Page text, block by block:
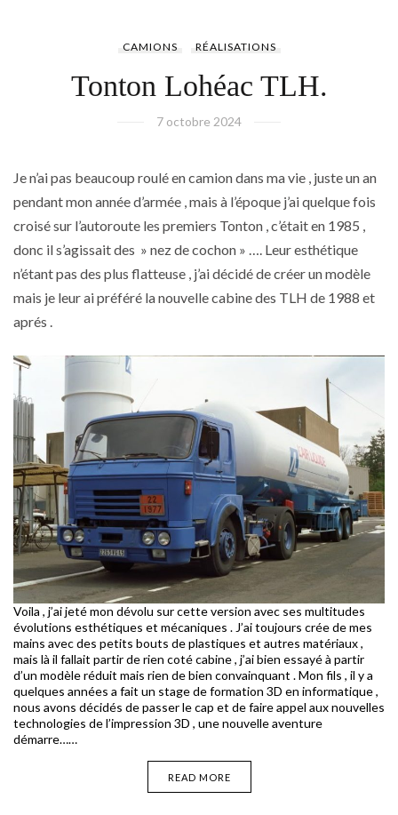
CAMIONS RÉALISATIONS
Tonton Lohéac TLH.
7 octobre 2024
Je n’ai pas beaucoup roulé en camion dans ma vie , juste un an
pendant mon année d’armée , mais à l’époque j’ai quelque fois
croisé sur l’autoroute les premiers Tonton , c’était en 1985 ,
donc il s’agissait des » nez de cochon » …. Leur esthétique
n’étant pas des plus flatteuse , j’ai décidé de créer un modèle
mais je leur ai préféré la nouvelle cabine des TLH de 1988 et
aprés .
Voila , j’ai jeté mon dévolu sur cette version avec ses multitudes
évolutions esthétiques et mécaniques . J’ai toujours crée de mes
mains avec des petits bouts de plastiques et autres matériaux ,
mais là il fallait partir de rien coté cabine , j’ai bien essayé à partir
d’un modèle réduit mais rien de bien convainquant . Mon fils , il y a
quelques années a fait un stage de formation 3D en informatique ,
nous avons décidés de passer le cap et de faire appel aux nouvelles
technologies de l’impression 3D , une nouvelle aventure
démarre……
READ MORE